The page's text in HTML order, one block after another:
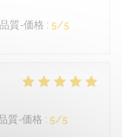
品質-価格 : 5/5
質-価格 : 5/5